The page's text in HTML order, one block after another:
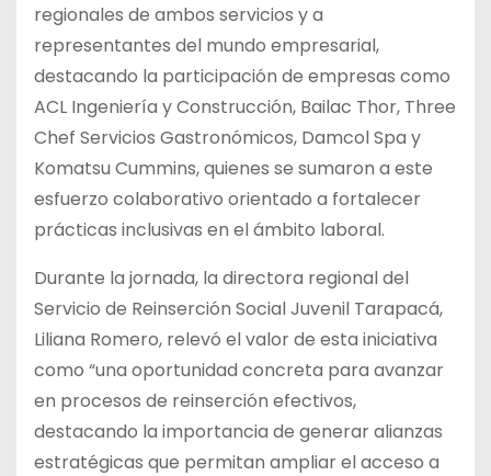
regionales de ambos servicios y a
representantes del mundo empresarial,
destacando la participación de empresas como
ACL Ingeniería y Construcción, Bailac Thor, Three
Chef Servicios Gastronómicos, Damcol Spa y
Komatsu Cummins, quienes se sumaron a este
esfuerzo colaborativo orientado a fortalecer
prácticas inclusivas en el ámbito laboral.
Durante la jornada, la directora regional del
Servicio de Reinserción Social Juvenil Tarapacá,
Liliana Romero, relevó el valor de esta iniciativa
como “una oportunidad concreta para avanzar
en procesos de reinserción efectivos,
destacando la importancia de generar alianzas
estratégicas que permitan ampliar el acceso a